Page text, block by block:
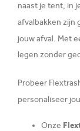
naast je tent, in
afvalbakken zijn
jouw afval. Met
legen zonder
Probeer
personaliseer
Onze